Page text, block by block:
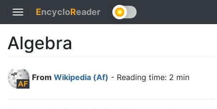
Toggle
navigation
EncycloReader
Algebra
From Wikipedia (Af) - Reading time: 2 min